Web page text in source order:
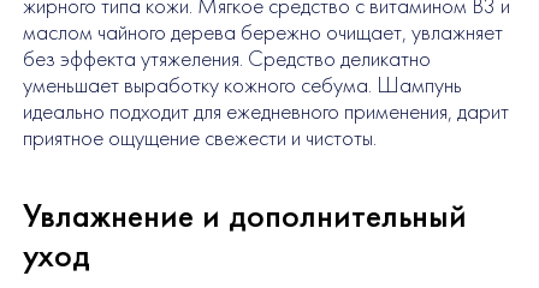
маслом чайного дерева бережно очищает, увлажняет
без эффекта утяжеления. Средство деликатно
уменьшает выработку кожного себума. Шампунь
идеально подходит для ежедневного применения, дарит
приятное ощущение свежести и чистоты.
Увлажнение и дополнительный
уход